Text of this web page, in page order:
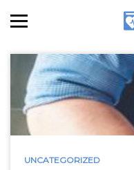
UNCATEGORIZED